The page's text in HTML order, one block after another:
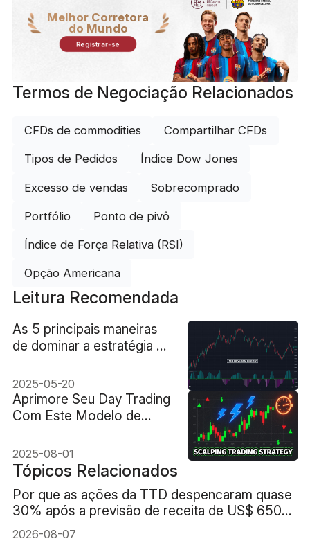
Melhor Corretora
do Mundo
Registrar-se
Termos de Negociação Relacionados
CFDs de commodities Compartilhar CFDs
Tipos de Pedidos Índice Dow Jones
Excesso de vendas Sobrecomprado
Portfólio Ponto de pivô
Índice de Força Relativa (RSI)
Opção Americana
Leitura Recomendada
As 5 principais maneiras
de dominar a estratégia de
Squeeze
2025-05-20
Aprimore Seu Day Trading
Com Este Modelo de
2025-08-01
Tópicos Relacionados
Por que as ações da TTD despencaram quase
30% após a previsão de receita de US$ 650
milhões?
2026-08-07